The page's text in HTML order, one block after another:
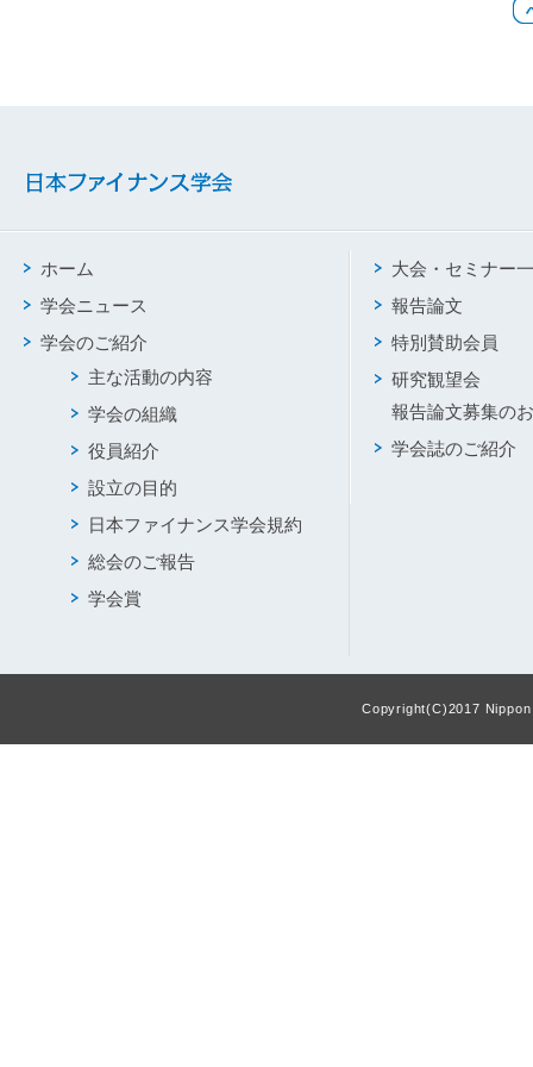
ホーム
学会ニュース
学会のご紹介
主な活動の内容
学会の組織
役員紹介
設立の目的
日本ファイナンス学会規約
総会のご報告
学会賞
大会・セミナー
報告論文
特別賛助会員
研究観望会
報告論文募集の
学会誌のご紹介
Copyright(C)2017